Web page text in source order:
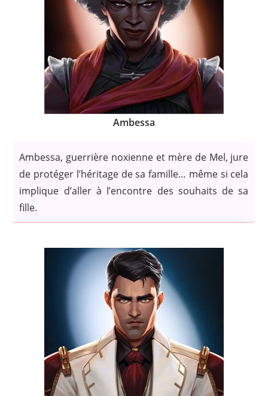
Ambessa
Ambessa, guerrière noxienne et mère de Mel, jure
de protéger l’héritage de sa famille… même si cela
implique d’aller à l’encontre des souhaits de sa
fille.